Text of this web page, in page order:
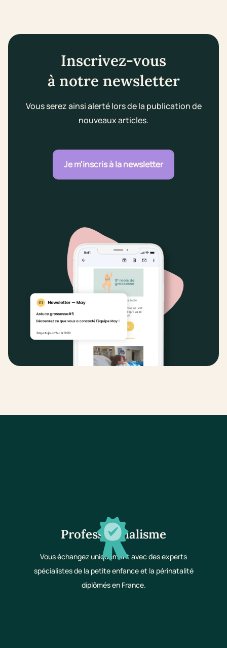
Inscrivez-vous
à notre newsletter
Vous serez ainsi alerté lors de la publication de
nouveaux articles.
Je m'inscris à la newsletter
Professionnalisme
Vous échangez uniquement avec des experts
spécialistes de la petite enfance et la périnatalité
diplômés en France.